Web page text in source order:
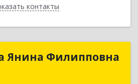
контакты
Назад
Янина Филипповна
Янина Филипповна